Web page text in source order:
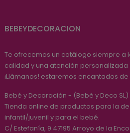
BEBEYDECORACION
Te ofrecemos un catálogo siempre a
calidad y una atención
¡Llámanos! estaremos encantados
Bebé y Decoración - (Bebé y Deco SL)
Tienda online de productos para la
infantil/juvenil y para el bebé.
C/ Estefanía, 9 47195 Arroyo de la